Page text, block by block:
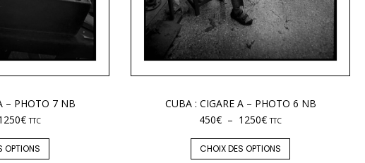
– PHOTO 7 NB
€ TTC
OPTIONS
CUBA : CIGARE A – PHOTO 6 NB
450€ – 1250€ TTC
CHOIX DES OPTIONS